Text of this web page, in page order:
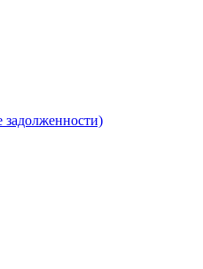
задолженности)